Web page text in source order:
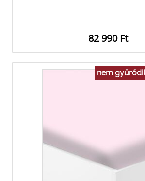
82 990 Ft
nem